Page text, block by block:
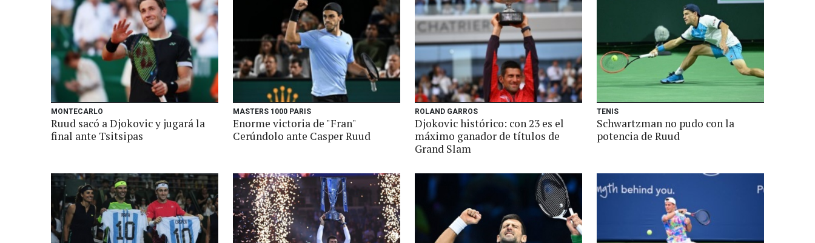
MONTECARLO
Ruud sacó a Djokovic y jugará la
final ante Tsitsipas
MASTERS 1000 PARIS
Enorme victoria de "Fran"
Cerúndolo ante Casper Ruud
ROLAND GARROS
Djokovic histórico: con 23 es el
máximo ganador de títulos de
Grand Slam
TENIS
Schwartzman no pudo con la
potencia de Ruud